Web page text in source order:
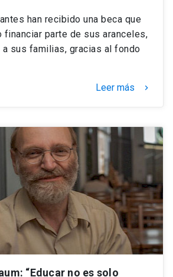
han recibido una beca que
financiar parte de sus aranceles,
sus familias, gracias al fondo
Leer más keyboard_arrow_right
“Educar no es solo